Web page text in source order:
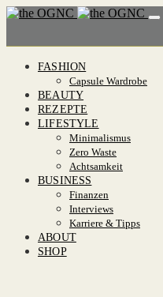
FASHION
Capsule Wardrobe
BEAUTY
REZEPTE
LIFESTYLE
Minimalismus
Zero Waste
Achtsamkeit
BUSINESS
Finanzen
Interviews
Karriere & Tipps
ABOUT
SHOP